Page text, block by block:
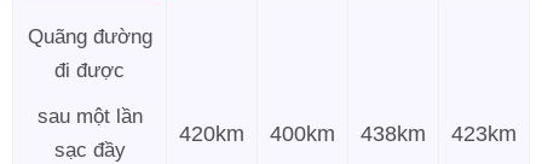
Quãng đường
đi được
sau một lần
sạc đầy
420km 400km 438km 423km